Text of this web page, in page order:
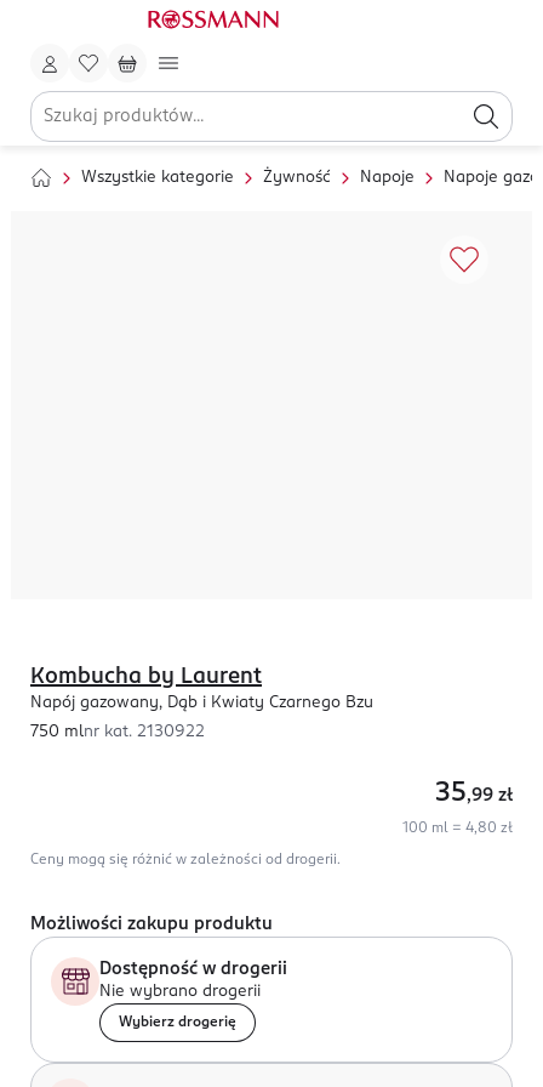
Wszystkie kategorie Żywność Napoje Napoje
Kombucha by Laurent
Napój gazowany, Dąb i Kwiaty Czarnego Bzu
750 mlnr kat. 2130922
35,99 zł
100 ml = 4,80 zł
Ceny mogą się różnić w zależności od drogerii.
Możliwości zakupu produktu
Dostępność w drogerii
Nie wybrano drogerii
Wybierz drogerię